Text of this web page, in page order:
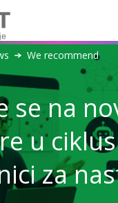
We recommend
se na
u
za